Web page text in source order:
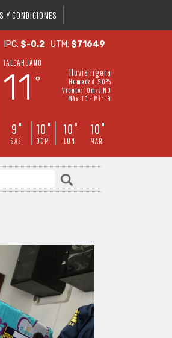
Y CONDICIONES
IPC:$-0.2 UTM:$71649
TALCAHUANO
11 °
lluvia ligera
Humedad: 90%
Viento: 10m/s NO
Máx: 10 • Mín: 9
9 °
SAB
10 °
DOM
10 °
LUN
10 °
MAR